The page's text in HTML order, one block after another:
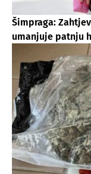
Šimpraga:
umanjuje patnju